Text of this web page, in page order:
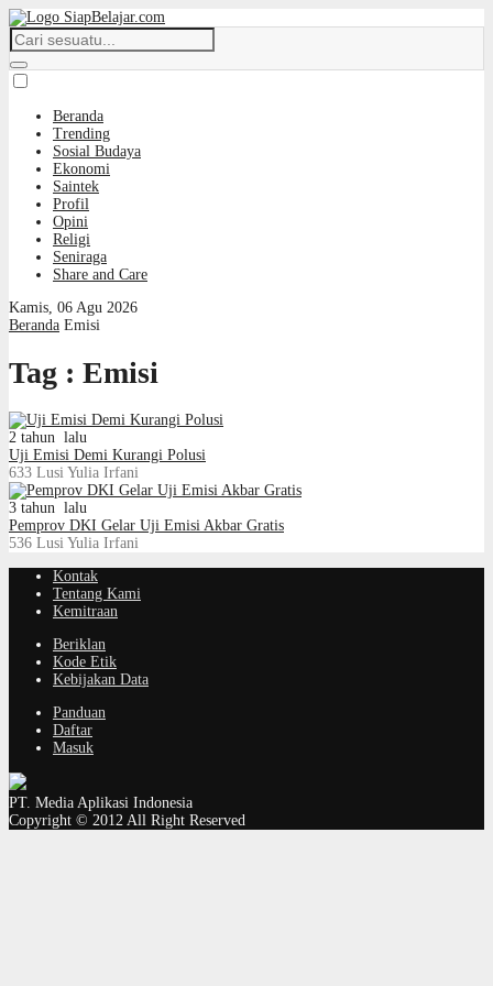
Beranda
Trending
Sosial Budaya
Ekonomi
Saintek
Profil
Opini
Religi
Seniraga
Share and Care
Kamis, 06 Agu 2026
Beranda Emisi
Tag : Emisi
2 tahun lalu
Uji Emisi Demi Kurangi Polusi
633 Lusi Yulia Irfani
3 tahun lalu
Pemprov DKI Gelar Uji Emisi Akbar Gratis
536 Lusi Yulia Irfani
Kontak
Tentang Kami
Kemitraan
Beriklan
Kode Etik
Kebijakan Data
Panduan
Daftar
Masuk
PT. Media Aplikasi Indonesia
Copyright © 2012 All Right Reserved